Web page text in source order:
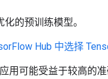
的预训练模型。
Hub 中选择
用可能受益于较高的